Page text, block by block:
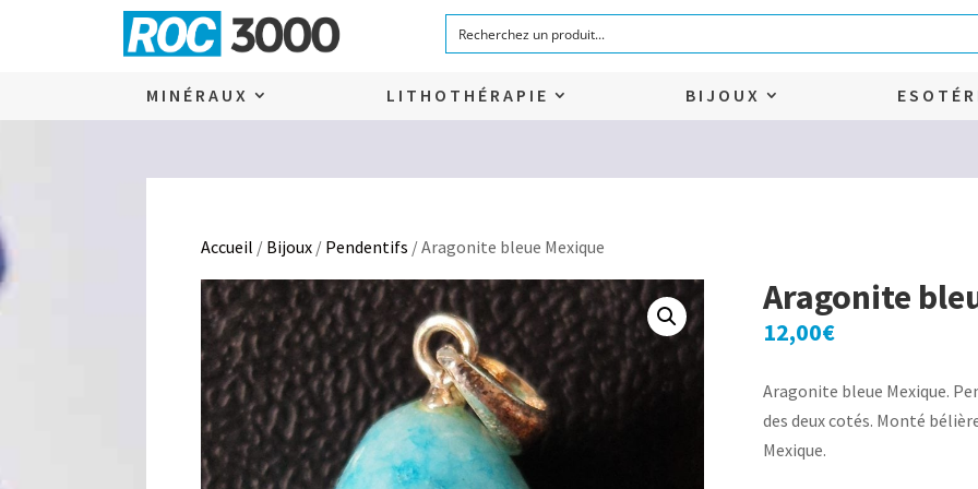
MINÉRAUX LITHOTHÉRAPIE BIJOUX
Accueil / Bijoux / Pendentifs / Aragonite bleue Mexique
Aragonite
12,00€
Aragonite bleue Mexique.
des deux cotés. Monté
Mexique.